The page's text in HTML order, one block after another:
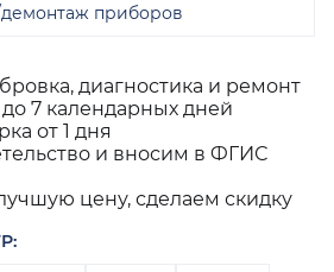
диагностика и ремонт
7 календарных дней
от 1 дня
и вносим в ФГИС
цену, сделаем скидку
приборов